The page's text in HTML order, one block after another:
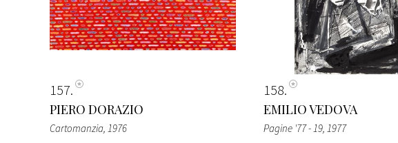
157
PIERO DORAZIO
Cartomanzia, 1976
158
EMILIO VEDOVA
Pagine '77 - 19, 1977